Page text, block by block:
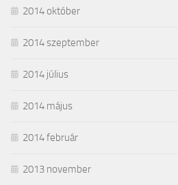
2014 október
2014 szeptember
2014 július
2014 május
2014 február
2013 november